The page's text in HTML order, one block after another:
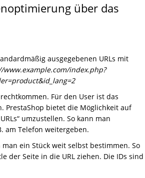
über das
ausgegebenen URLs mit
www.example.com/index.php?
Für den User ist das
PrestaShop bietet die Möglichkeit auf
umzustellen. So kann man
am Telefon weitergeben.
man ein Stück weit selbst bestimmen. So
der Seite in die URL ziehen. Die IDs sind